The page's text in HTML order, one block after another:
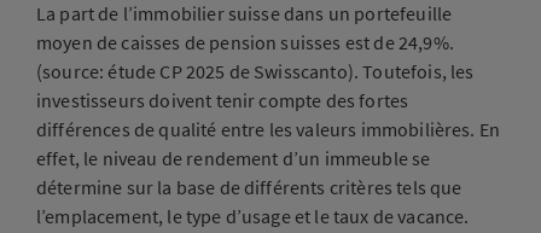
La part de l’immobilier suisse dans un portefeuille
moyen de caisses de pension suisses est de 24,9%.
(source: étude CP 2025 de Swisscanto). Toutefois, les
investisseurs doivent tenir compte des fortes
différences de qualité entre les valeurs immobilières. En
effet, le niveau de rendement d’un immeuble se
détermine sur la base de différents critères tels que
l’emplacement, le type d’usage et le taux de vacance.